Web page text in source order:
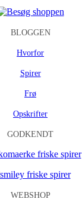
BLOGGEN
Hvorfor
Spirer
Frø
Opskrifter
GODKENDT
WEBSHOP